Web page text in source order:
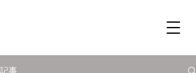
記事